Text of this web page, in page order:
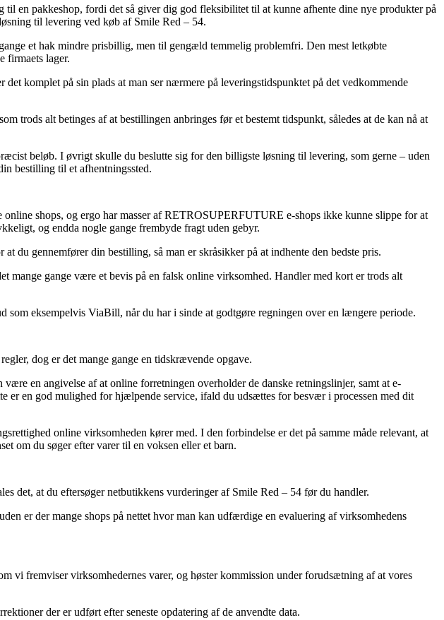
en pakkeshop, fordi det så giver dig god fleksibilitet til at kunne afhente dine nye produkter på
til levering ved køb af Smile Red – 54.
et hak mindre prisbillig, men til gengæld temmelig problemfri. Den mest letkøbte
firmaets lager.
komplet på sin plads at man ser nærmere på leveringstidspunktet på det vedkommende
trods alt betinges af at bestillingen anbringes før et bestemt tidspunkt, således at de kan nå at
beløb. I øvrigt skulle du beslutte sig for den billigste løsning til levering, som gerne – uden
bestilling til et afhentningssted.
shops, og ergo har masser af RETROSUPERFUTURE e-shops ikke kunne slippe for at
og endda nogle gange frembyde fragt uden gebyr.
du gennemfører din bestilling, så man er skråsikker på at indhente den bedste pris.
mange gange være et bevis på en falsk online virksomhed. Handler med kort er trods alt
eksempelvis ViaBill, når du har i sinde at godtgøre regningen over en længere periode.
dog er det mange gange en tidskrævende opgave.
en angivelse af at online forretningen overholder de danske retningslinjer, samt at e-
er en god mulighed for hjælpende service, ifald du udsættes for besvær i processen med dit
online virksomheden kører med. I den forbindelse er det på samme måde relevant, at
om du søger efter varer til en voksen eller et barn.
det, at du eftersøger netbutikkens vurderinger af Smile Red – 54 før du handler.
er der mange shops på nettet hvor man kan udfærdige en evaluering af virksomhedens
vi fremviser virksomhedernes varer, og høster kommission under forudsætning af at vores
der er udført efter seneste opdatering af de anvendte data.